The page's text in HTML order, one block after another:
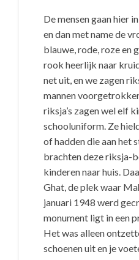
De mensen gaan hier
en dan met name de
blauwe, rode, roze en
rook heerlijk naar
net uit, en we zagen
mannen
riksja’s zagen wel elf
schooluniform. Ze
of hadden die aan het
brachten deze riksja-
kinderen naar huis.
Ghat, de plek waar
januari 1948 werd
monument ligt in een
Het was alleen
schoenen uit en je